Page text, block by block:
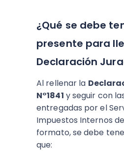
¿Qué se debe
presente para
Declaración
Al rellenar la
N°1841 y seguir con
entregadas por el
Impuestos Internos
formato, se debe
que: